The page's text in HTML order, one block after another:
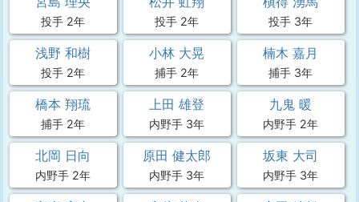
投手 2年 投手 2年 投手 3年
浅野 和樹
投手 2年
小林 大晃
捕手 2年
楠木 嘉月
捕手 3年
橋本 翔琉
捕手 2年
上田 雄登
内野手 3年
九鬼 暖
内野手 2年
北岡 日向
内野手 2年
原田 健太郎
内野手 3年
坂東 大司
内野手 3年